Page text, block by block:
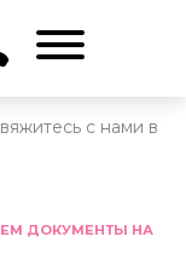
с нами в
ДОКУМЕНТЫ НА